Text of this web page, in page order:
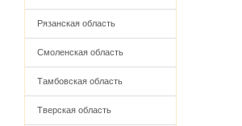
Рязанская область
Смоленская область
Тамбовская область
Тверская область